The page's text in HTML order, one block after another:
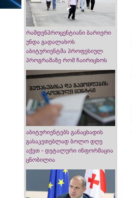
რამდენპროცენტიანი ბარიერი
უნდა გადალახოს
აბიტურიენტმა პროფესიულ
პროგრამაზე რომ ჩაირიცხოს
აბიტურიენტებს განაცხადის
გასაკეთებლად ბოლო დღე
აქვთ - დეტალური ინფორმაცია
ცნობილია